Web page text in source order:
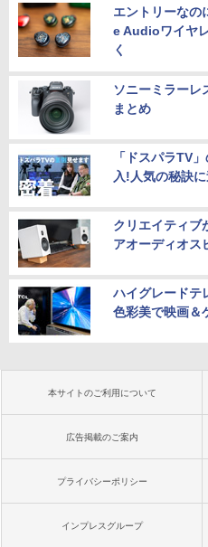
エントリーな
e Audioワイヤ
く
ソニーミラーレ
まとめ
「ドスパラTV
入!人気の秘訣
クリエイティブ
アオーディオス
ハイグレードテ
色彩美で映画＆
本サイトのご利用について
広告掲載のご案内
プライバシーポリシー
インプレスグループ